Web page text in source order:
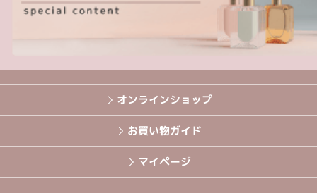
オンラインショップ
お買い物ガイド
マイページ